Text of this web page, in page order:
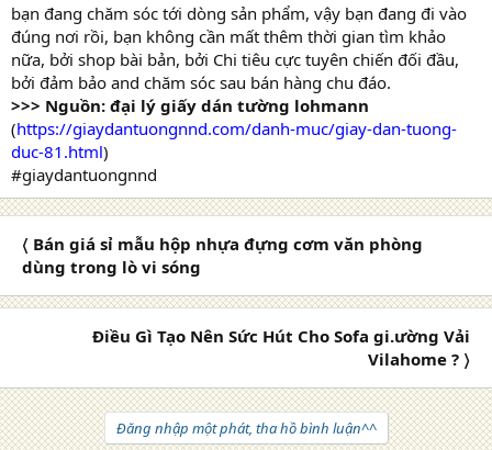
bạn đang chăm sóc tới dòng sản phẩm, vậy bạn đang đi vào
đúng nơi rồi, bạn không cần mất thêm thời gian tìm khảo
nữa, bởi shop bài bản, bởi Chi tiêu cực tuyên chiến đối đầu,
bởi đảm bảo and chăm sóc sau bán hàng chu đáo.
>>> Nguồn: đại lý giấy dán tường lohmann
(https://giaydantuongnnd.com/danh-muc/giay-dan-tuong-
duc-81.html)
#giaydantuongnnd
〈 Bán giá sỉ mẫu hộp nhựa đựng cơm văn phòng
dùng trong lò vi sóng
Điều Gì Tạo Nên Sức Hút Cho Sofa gi.ường Vải
Vilahome ? 〉
Đăng nhập một phát, tha hồ bình luận^^